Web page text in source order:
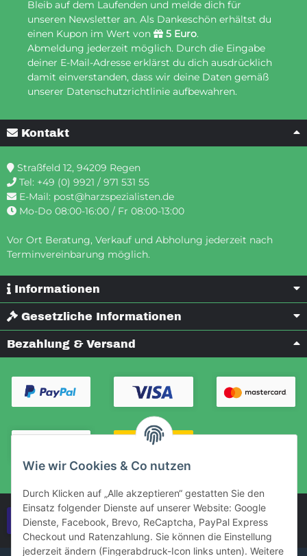
Wie wir Cookies & Co nutzen
Durch Klicken auf „Alle akzeptieren“ gestatten Sie den
Einsatz folgender Dienste auf unserer Website: Google
Dienste, Facebook, Brevo, ReCaptcha, PayPal Express
Checkout und Ratenzahlung. Sie können die Einstellung
jederzeit ändern (Fingerabdruck-Icon links unten). Weitere
Bleib auf dem Laufenden und melde dich für
unseren Newsletter an. Als Dankeschön erhältst du
einen Kupon im Wert von
5 Euro.
Abmeldung jederzeit möglich. Durch die Eingabe
deiner E-Mail-Adresse erklärst du dich ausdrücklich
damit einverstanden, dass wir deine Daten gemäß
unserer Datenschutzrichtlinie aufbewahren.
Kontakt
Straßfeld 12, 94209 Regen
Tel: +49 (0) 9921 / 971 531 55
E-Mail: post@harzspezialisten.de
Mo-Do 08:00-16:00 / Fr 08:00-13:00
Vor Ort Beratung, Verkauf und Abholung jederzeit nach
Terminvereinbarung möglich.
Informationen
Gesetzliche Informationen
Bezahlung & Versand
Vertrag widerrufen